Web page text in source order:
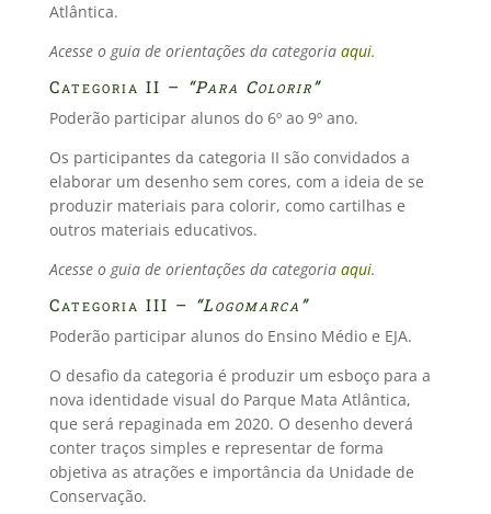
Atlântica.
Acesse o guia de orientações da categoria aqui.
Categoria II – “Para Colorir”
Poderão participar alunos do 6º ao 9º ano.
Os participantes da categoria II são convidados a
elaborar um desenho sem cores, com a ideia de se
produzir materiais para colorir, como cartilhas e
outros materiais educativos.
Acesse o guia de orientações da categoria aqui.
Categoria III – “Logomarca”
Poderão participar alunos do Ensino Médio e EJA.
O desafio da categoria é produzir um esboço para a
nova identidade visual do Parque Mata Atlântica,
que será repaginada em 2020. O desenho deverá
conter traços simples e representar de forma
objetiva as atrações e importância da Unidade de
Conservação.